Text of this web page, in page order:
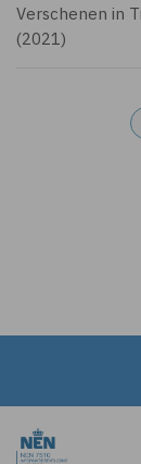
Verschenen in
(2021)